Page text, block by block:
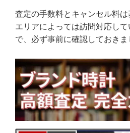
査定の手数料とキャンセル料は
エリアによっては訪問対応し
で、必ず事前に確認しておきま